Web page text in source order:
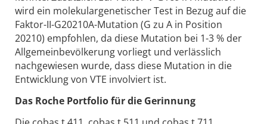
wird ein molekulargenetischer Test in Bezug auf die
Faktor-II-G20210A-Mutation (G zu A in Position
20210) empfohlen, da diese Mutation bei 1-3 % der
Allgemeinbevölkerung vorliegt und verlässlich
nachgewiesen wurde, dass diese Mutation in die
Entwicklung von VTE involviert ist.
Das Roche Portfolio für die Gerinnung